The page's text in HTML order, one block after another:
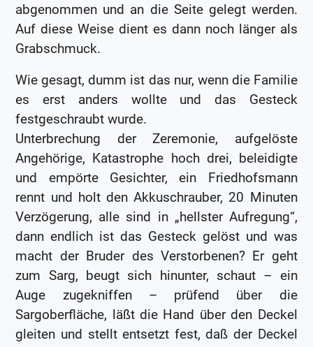
abgenommen und an die Seite gelegt werden.
Auf diese Weise dient es dann noch länger als
Grabschmuck.
Wie gesagt, dumm ist das nur, wenn die Familie
es erst anders wollte und das Gesteck
festgeschraubt wurde.
Unterbrechung der Zeremonie, aufgelöste
Angehörige, Katastrophe hoch drei, beleidigte
und empörte Gesichter, ein Friedhofsmann
rennt und holt den Akkuschrauber, 20 Minuten
Verzögerung, alle sind in „hellster Aufregung“,
dann endlich ist das Gesteck gelöst und was
macht der Bruder des Verstorbenen? Er geht
zum Sarg, beugt sich hinunter, schaut – ein
Auge zugekniffen – prüfend über die
Sargoberfläche, läßt die Hand über den Deckel
gleiten und stellt entsetzt fest, daß der Deckel